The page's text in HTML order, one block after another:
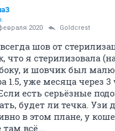
2020 Goldcrest
шов от
что я стерилизовала
и шовчик был
1.5, уже месяца через 3
есть серьёзные
будет ли течка. Узи
в этом плане, у
всё...